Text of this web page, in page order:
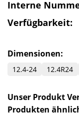
Interne
Verfügbarkeit:
Dimensionen:
12.4-24 12.4R24
Unser Produkt
Produkten